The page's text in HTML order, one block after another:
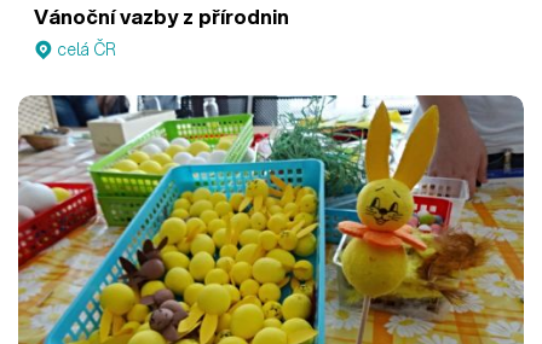
Vánoční vazby z přírodnin
celá ČR